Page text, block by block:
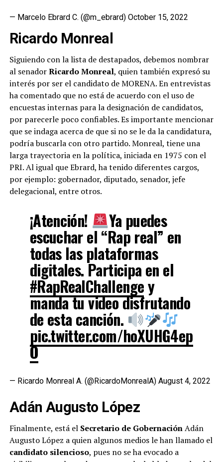
— Marcelo Ebrard C. (@m_ebrard) October 15, 2022
Ricardo Monreal
Siguiendo con la lista de destapados, debemos nombrar
al senadorRicardo Monreal, quien también expresó su
interés por ser el candidato de MORENA. En entrevistas
ha comentado que no está de acuerdo con el uso de
encuestas internas para la designación de candidatos,
por parecerle poco confiables. Es importante mencionar
que se indaga acerca de que si no se le da la candidatura,
podría buscarla con otro partido. Monreal, tiene una
larga trayectoria en la política, iniciada en 1975 con el
PRI. Al igual que Ebrard, ha tenido diferentes cargos,
por ejemplo: gobernador, diputado, senador, jefe
delegacional, entre otros.
¡Atención! Ya puedes
escuchar el “Rap real” en
todas las plataformas
digitales. Participa en el
#RapRealChallengey
manda tu video disfrutando
de esta canción.
pic.twitter.com/hoXUHG4ep
O
— Ricardo Monreal A. (@RicardoMonrealA) August 4, 2022
Adán Augusto López
Finalmente, está el Secretario de GobernaciónAdán
Augusto López a quien algunos medios le han llamado el
candidato silencioso, pues no se ha evocado a